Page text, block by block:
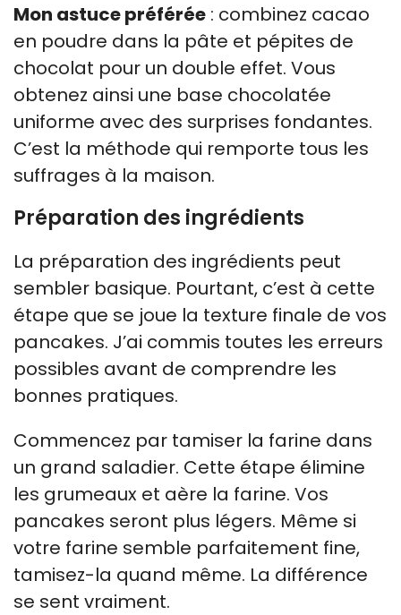
Mon astuce préférée : combinez cacao
en poudre dans la pâte et pépites de
chocolat pour un double effet. Vous
obtenez ainsi une base chocolatée
uniforme avec des surprises fondantes.
C’est la méthode qui remporte tous les
suffrages à la maison.
Préparation des ingrédients
La préparation des ingrédients peut
sembler basique. Pourtant, c’est à cette
étape que se joue la texture finale de vos
pancakes. J’ai commis toutes les erreurs
possibles avant de comprendre les
bonnes pratiques.
Commencez par tamiser la farine dans
un grand saladier. Cette étape élimine
les grumeaux et aère la farine. Vos
pancakes seront plus légers. Même si
votre farine semble parfaitement fine,
tamisez-la quand même. La différence
se sent vraiment.